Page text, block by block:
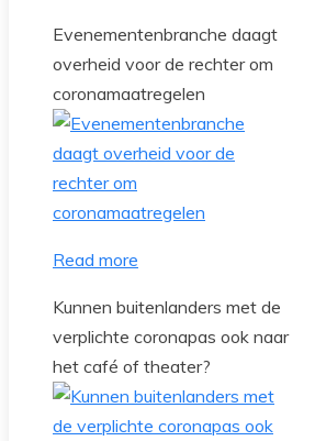
Evenementenbranche daagt
overheid voor de rechter om
coronamaatregelen
Read more
Kunnen buitenlanders met de
verplichte coronapas ook naar
het café of theater?